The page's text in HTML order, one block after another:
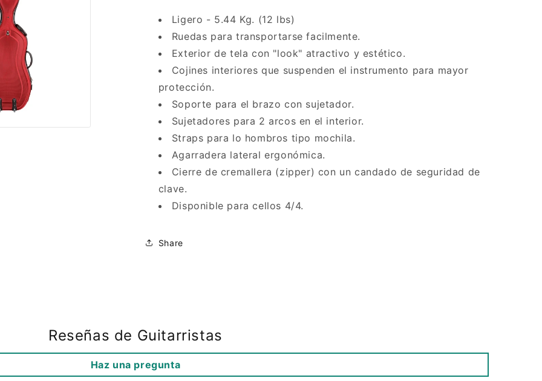
Ligero - 5.44 Kg. (12 lbs)
Ruedas para transportarse facilmente.
Exterior de tela con "look" atractivo y estético.
Cojines interiores que suspenden el instrumento para mayor
protección.
Soporte para el brazo con sujetador.
Sujetadores para 2 arcos en el interior.
Straps para lo hombros tipo mochila.
Agarradera lateral ergonómica.
Cierre de cremallera (zipper) con un candado de seguridad de
clave.
Disponible para cellos 4/4.
Share
Reseñas de Guitarristas
Haz una pregunta